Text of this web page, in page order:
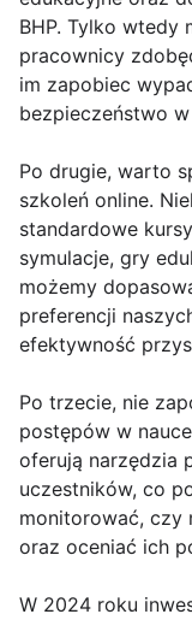
BHP. Tylko wtedy
pracownicy
im zapobiec
bezpieczeństwo
Po drugie, warto
szkoleń online.
standardowe
symulacje, gry
możemy
preferencji
efektywność
Po trzecie, nie
postępów w
oferują narzędzia
uczestników, co
monitorować, czy
oraz oceniać ich
W 2024 roku